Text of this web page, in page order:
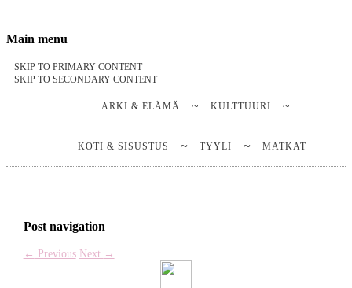
Notes on a life
Stella Harasek & Jarno Jussila
Main menu
SKIP TO PRIMARY CONTENT
SKIP TO SECONDARY CONTENT
ARKI & ELÄMÄ KULTTUURI
KOTI & SISUSTUS TYYLI MATKAT
Post navigation
← Previous Next →